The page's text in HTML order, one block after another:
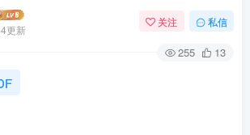
更新
关注 私信
255 13